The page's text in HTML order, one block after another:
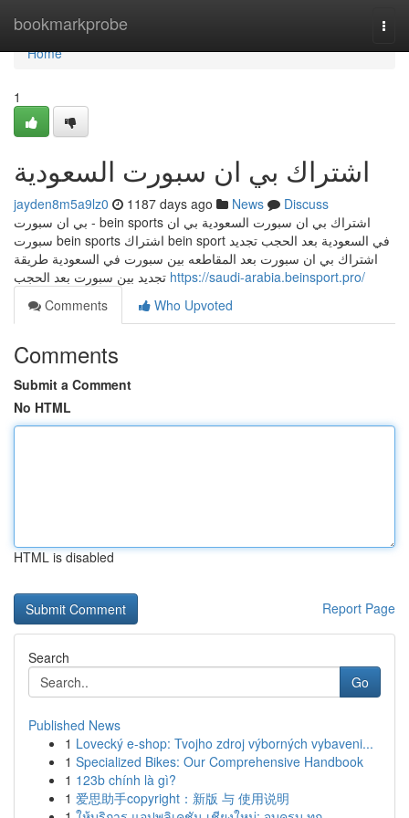
bookmarkprobe
Home
Home
1
اشتراك بي ان سبورت السعودية
jayden8m5a9lz0 1187 days ago News
Discuss
بي ان سبورت - bein sports اشتراك بي ان سبورت السعودية بي ان
سبورت bein sports اشتراك bein sport في السعودية بعد الحجب تجديد
اشتراك بي ان سبورت بعد المقاطعه بين سبورت في السعودية طريقة
https://saudi-arabia.beinsport.pro/
Comments
Who Upvoted
Comments
Submit a Comment
No HTML
HTML is disabled
Report Page
Search
Go
Published News
1 Lovecký e-shop: Tvojho zdroj výborných vybaveni...
1 Specialized Bikes: Our Comprehensive Handbook
1 123b chính là gì?
1 爱思助手copyright：新版 与 使用说明